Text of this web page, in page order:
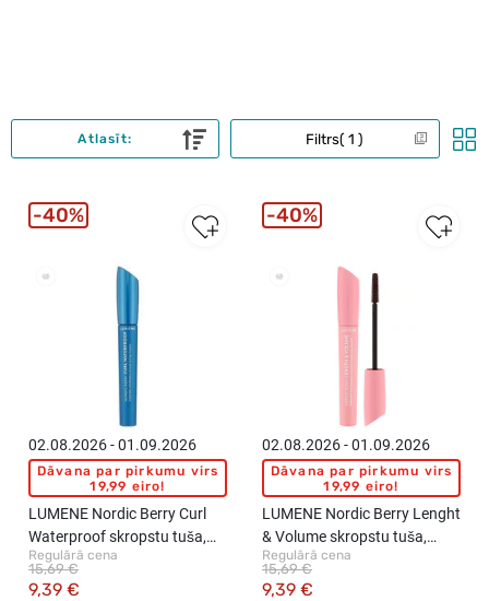
Filtrs 1
Atlasīt:
02.08.2026 - 01.09.2026
Dāvana par pirkumu virs
19,99 eiro!
LUMENE Nordic Berry Curl
Waterproof skropstu tuša,
Black, 8ml
Regulārā cena
9,39 €
15,69 €
40%
02.08.2026 - 01.09.2026
Dāvana par pirkumu virs
19,99 eiro!
LUMENE Nordic Berry Lenght
& Volume skropstu tuša,
Brown, 8ml
Regulārā cena
9,39 €
15,69 €
40%